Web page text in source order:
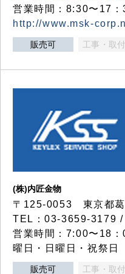
営業時間：8:30〜17
http://www.msk-
販売可 工事・取
(株)内匠金物
〒125-0053 東京都
TEL：03-3659-3179
営業時間：7:00〜18
曜日・日曜日・祝祭日
販売可 工事・取